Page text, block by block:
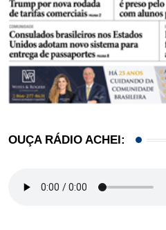
OUÇA RÁDIO ACHEI: